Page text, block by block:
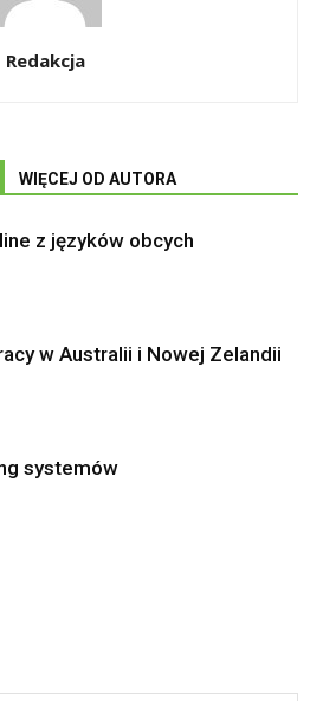
Redakcja
WIĘCEJ OD AUTORA
z języków obcych
w Australii i Nowej Zelandii
systemów